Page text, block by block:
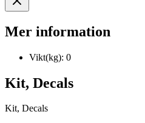
Mer information
Vikt(kg): 0
Kit, Decals
Kit, Decals